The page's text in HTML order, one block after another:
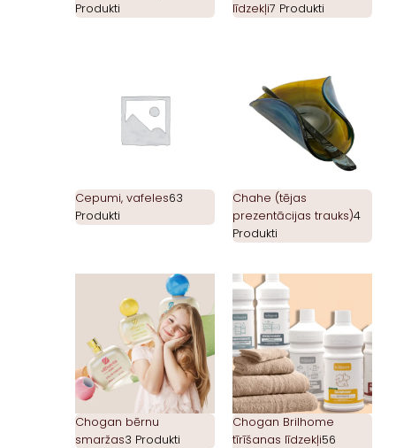
Produkti
līdzekļi7 Produkti
Cepumi, vafeles63
Produkti
Chahe (tējas
prezentācijas trauks)4
Produkti
Chogan bērnu
smaržas3 Produkti
Chogan Brilhome
tīrīšanas līdzekļi56